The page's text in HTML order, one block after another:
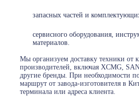
запасных частей и
сервисного оборудования,
материалов.
Мы организуем доставку техники от
производителей, включая XCMG,
другие бренды. При необходимости
маршрут от завода-изготовителя в
терминала или адреса клиента.